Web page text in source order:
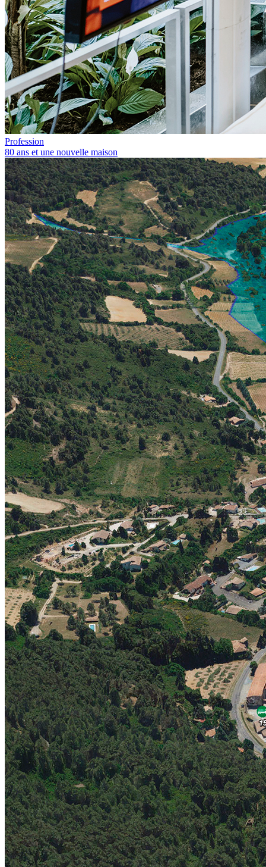
Profession
80 ans et une nouvelle maison